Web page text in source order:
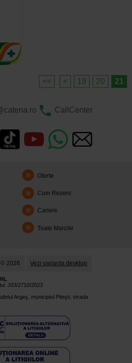
<< < 19 20 21
CallCenter
Oferte
Cum Rezerv
Cariere
Toate Marcile
2026 Vezi varianta desktop
J03/2710/2023
Argeş, municipiul Piteşti, strada